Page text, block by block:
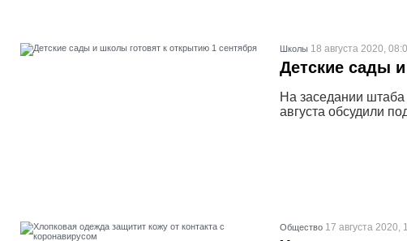
Школы 18 августа 2020,
Детские сады
На заседании
августа обсудили
Общество 17 августа 2020,